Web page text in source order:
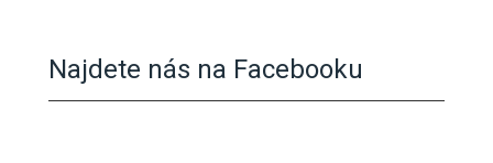
Najdete nás na Facebooku